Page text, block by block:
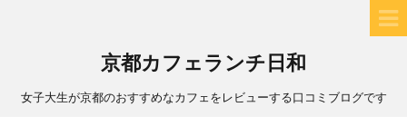
京都カフェランチ日和
女子大生が京都のおすすめなカフェをレビューする口コミブログです